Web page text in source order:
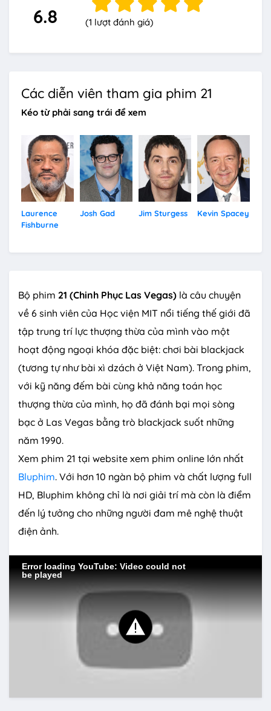
6.8 (1 lượt đánh giá)
Các diễn viên tham gia phim 21
Kéo từ phải sang trái để xem
Laurence
Fishburne
Josh Gad Jim Sturgess Kevin Spacey
Bộ phim 21 (Chinh Phục Las Vegas) là câu chuyện
về 6 sinh viên của Học viện MIT nổi tiếng thế giới đã
tập trung trí lực thượng thừa của mình vào một
hoạt động ngoại khóa đặc biệt: chơi bài blackjack
(tương tự như bài xì dzách ở Việt Nam). Trong phim,
với kỹ năng đếm bài cùng khả năng toán học
thượng thừa của mình, họ đã đánh bại mọi sòng
bạc ở Las Vegas bằng trò blackjack suốt những
năm 1990.
Xem phim 21 tại website xem phim online lớn nhất
Bluphim. Với hơn 10 ngàn bộ phim và chất lượng full
HD, Bluphim không chỉ là nơi giải trí mà còn là điểm
đến lý tưởng cho những người đam mê nghệ thuật
điện ảnh.
Error loading YouTube: Video could not
be played